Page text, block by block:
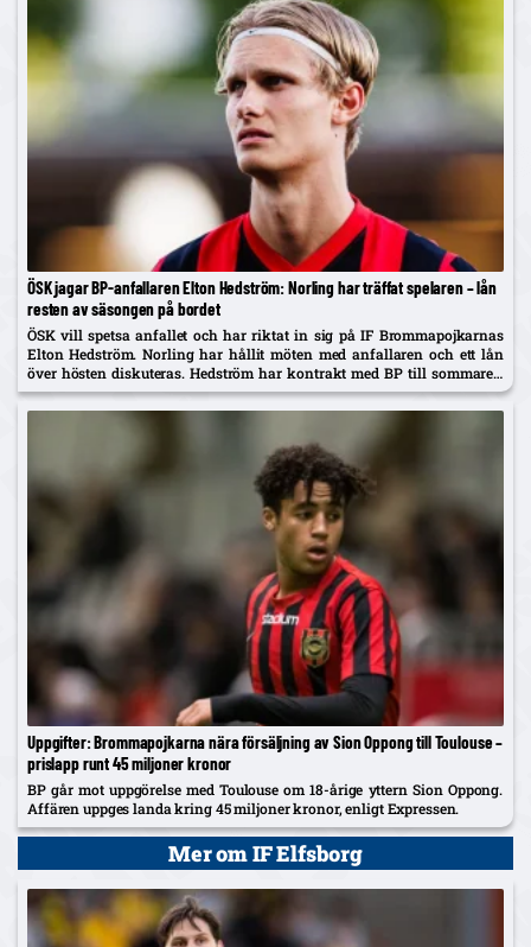
ÖSK jagar BP-anfallaren Elton Hedström: Norling har träffat spelaren – lån
resten av säsongen på bordet
ÖSK vill spetsa anfallet och har riktat in sig på IF Brommapojkarnas
Elton Hedström. Norling har hållit möten med anfallaren och ett lån
över hösten diskuteras. Hedström har kontrakt med BP till sommaren
2029 och uppges även vara på radarn...
Uppgifter: Brommapojkarna nära försäljning av Sion Oppong till Toulouse –
prislapp runt 45 miljoner kronor
BP går mot uppgörelse med Toulouse om 18-årige yttern Sion Oppong.
Affären uppges landa kring 45 miljoner kronor, enligt Expressen.
Mer om IF Elfsborg